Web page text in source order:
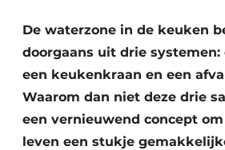
De waterzone in de keuken
doorgaans uit drie systemen:
een keukenkraan en een
Waarom dan niet deze drie
een vernieuwend concept
leven een stukje